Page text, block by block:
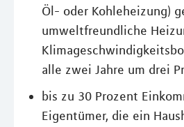
Öl- oder Kohleheizung)
umweltfreundliche
alle zwei Jahre um drei
bis zu 30 Prozent
Eigentümer, die ein